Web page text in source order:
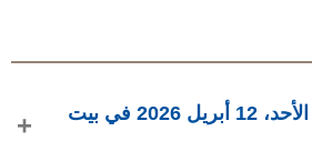
ما هو طور القمر يوم الأحد، 12 أبريل 2026 في بيت